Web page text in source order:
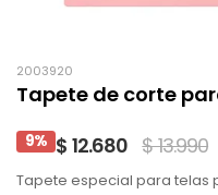
2003920
Tapete de corte
9% $ 12.680 $ 13.990
Tapete especial para telas